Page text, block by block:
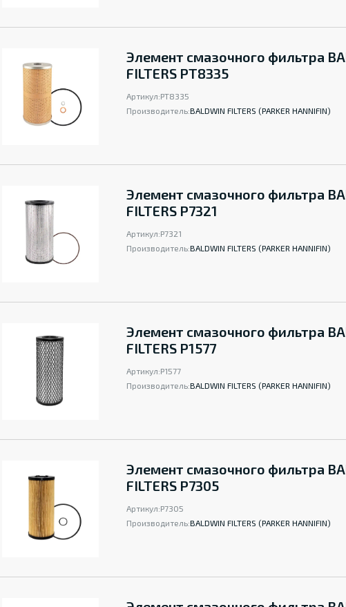
Элемент смазочного фильтра
FILTERS PT8335
Артикул:PT8335
Производитель:BALDWIN FILTERS (PARKER HANNIFIN)
Элемент смазочного фильтра
FILTERS P7321
Артикул:P7321
Производитель:BALDWIN FILTERS (PARKER HANNIFIN)
Элемент смазочного фильтра
FILTERS P1577
Артикул:P1577
Производитель:BALDWIN FILTERS (PARKER HANNIFIN)
Элемент смазочного фильтра
FILTERS P7305
Артикул:P7305
Производитель:BALDWIN FILTERS (PARKER HANNIFIN)